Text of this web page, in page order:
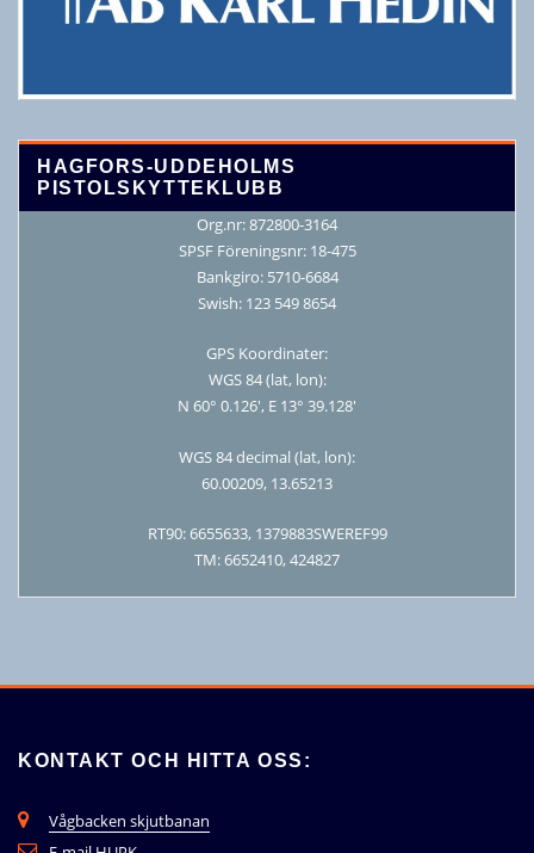
HAGFORS-UDDEHOLMS
PISTOLSKYTTEKLUBB
Org.nr: 872800-3164
SPSF Föreningsnr: 18-475
Bankgiro: 5710-6684
Swish: 123 549 8654
GPS Koordinater:
WGS 84 (lat, lon):
N 60° 0.126′, E 13° 39.128′
WGS 84 decimal (lat, lon):
60.00209, 13.65213
RT90: 6655633, 1379883SWEREF99
TM: 6652410, 424827
KONTAKT OCH HITTA OSS:
Vågbacken skjutbanan